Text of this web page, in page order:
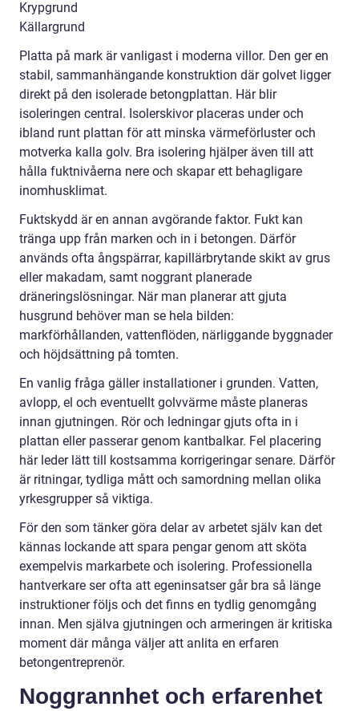
Krypgrund
Källargrund
Platta på mark är vanligast i moderna villor. Den ger en
stabil, sammanhängande konstruktion där golvet ligger
direkt på den isolerade betongplattan. Här blir
isoleringen central. Isolerskivor placeras under och
ibland runt plattan för att minska värmeförluster och
motverka kalla golv. Bra isolering hjälper även till att
hålla fuktnivåerna nere och skapar ett behagligare
inomhusklimat.
Fuktskydd är en annan avgörande faktor. Fukt kan
tränga upp från marken och in i betongen. Därför
används ofta ångspärrar, kapillärbrytande skikt av grus
eller makadam, samt noggrant planerade
dräneringslösningar. När man planerar att gjuta
husgrund behöver man se hela bilden:
markförhållanden, vattenflöden, närliggande byggnader
och höjdsättning på tomten.
En vanlig fråga gäller installationer i grunden. Vatten,
avlopp, el och eventuellt golvvärme måste planeras
innan gjutningen. Rör och ledningar gjuts ofta in i
plattan eller passerar genom kantbalkar. Fel placering
här leder lätt till kostsamma korrigeringar senare. Därför
är ritningar, tydliga mått och samordning mellan olika
yrkesgrupper så viktiga.
För den som tänker göra delar av arbetet själv kan det
kännas lockande att spara pengar genom att sköta
exempelvis markarbete och isolering. Professionella
hantverkare ser ofta att egeninsatser går bra så länge
instruktioner följs och det finns en tydlig genomgång
innan. Men själva gjutningen och armeringen är kritiska
moment där många väljer att anlita en erfaren
betongentreprenör.
Noggrannhet och erfarenhet